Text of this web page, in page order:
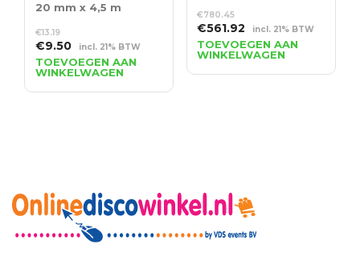
20 mm x 4,5 m
€13.19
Oorspronkelijke
prijs
was:
€13.19.
€9.50Huidige
prijs
is:
€9.50.
incl. 21% BTW
TOEVOEGEN AAN
WINKELWAGEN
€780.45
Oorspronkelijke
prijs
was:
€780.45.
€561.92 Huidige
prijs
is:
€561.92.
incl. 21% BTW
TOEVOEGEN AAN
WINKELWAGEN